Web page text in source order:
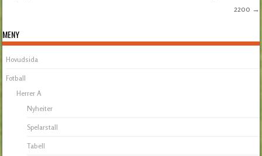
2200 →
MENY
Hovudsida
Fotball
Herrer A
Nyheiter
Spelarstall
Tabell